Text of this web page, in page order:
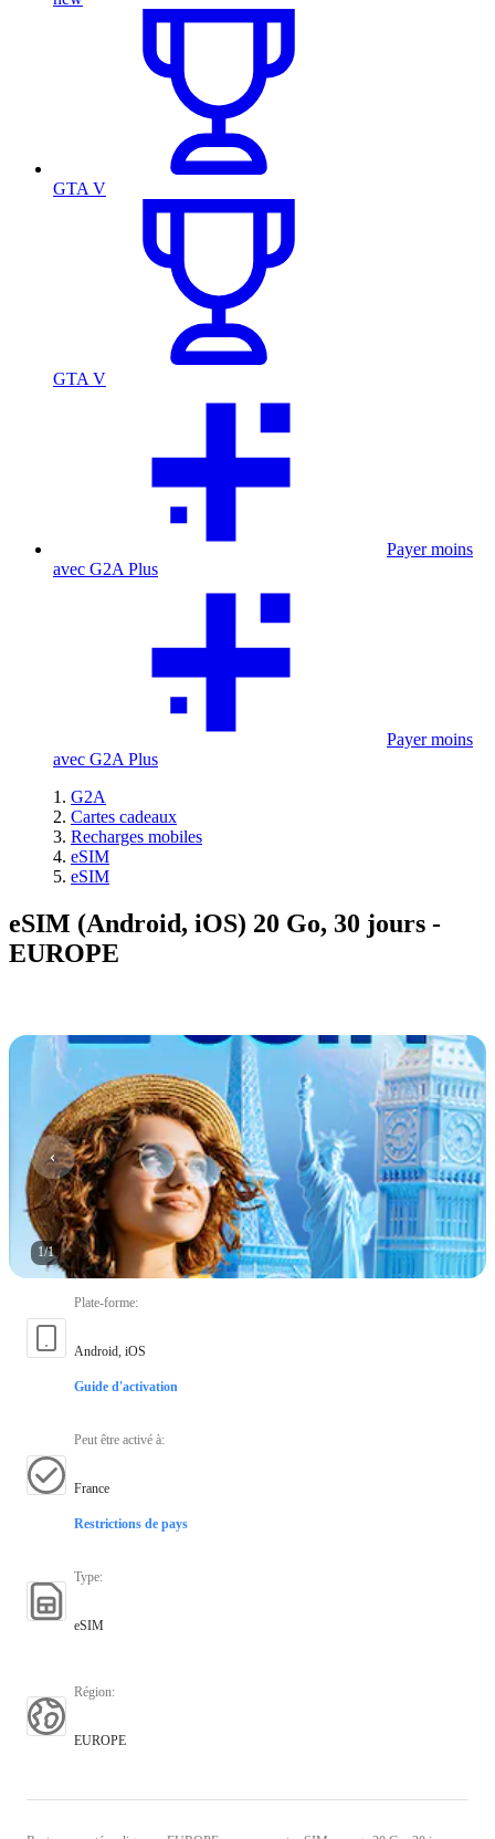
GTA V
GTA V
Payer moins
avec G2A Plus
Payer moins
avec G2A Plus
G2A
Cartes cadeaux
Recharges mobiles
eSIM
eSIM
eSIM (Android, iOS) 20 Go, 30 jours -
EUROPE
1/1
Plate-forme:
Android, iOS
Guide d'activation
Peut être activé à:
France
Restrictions de pays
Type:
eSIM
Région:
EUROPE